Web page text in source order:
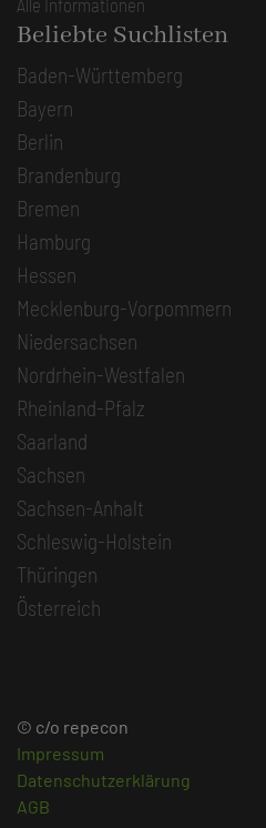
Beliebte Suchlisten
Baden-Württemberg
Bayern
Berlin
Brandenburg
Bremen
Hamburg
Hessen
Mecklenburg-Vorpommern
Niedersachsen
Nordrhein-Westfalen
Rheinland-Pfalz
Saarland
Sachsen
Sachsen-Anhalt
Schleswig-Holstein
Thüringen
Österreich
© c/o repecon
Impressum
Datenschutzerklärung
AGB